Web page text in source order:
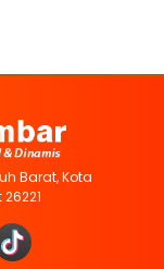
Barat, Kota